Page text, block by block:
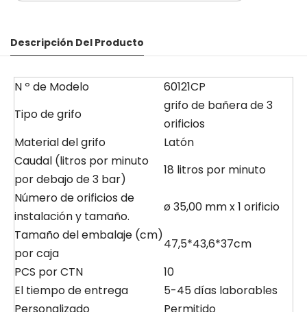
Descripción Del Producto
N º de Modelo
60121CP
Tipo de grifo
grifo de bañera de 3
orificios
Material del grifo
Latón
Caudal (litros por minuto
por debajo de 3 bar)
18 litros por minuto
Número de orificios de
instalación y tamaño.
ø 35,00 mm x 1 orificio
Tamaño del embalaje (cm)
por caja
47,5*43,6*37cm
PCS por CTN
10
El tiempo de entrega
5-45 días laborables